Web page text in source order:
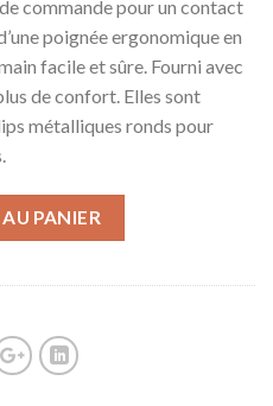
commande pour un contact
poignée ergonomique en
facile et sûre. Fourni avec
de confort. Elles sont
métalliques ronds pour
PANIER